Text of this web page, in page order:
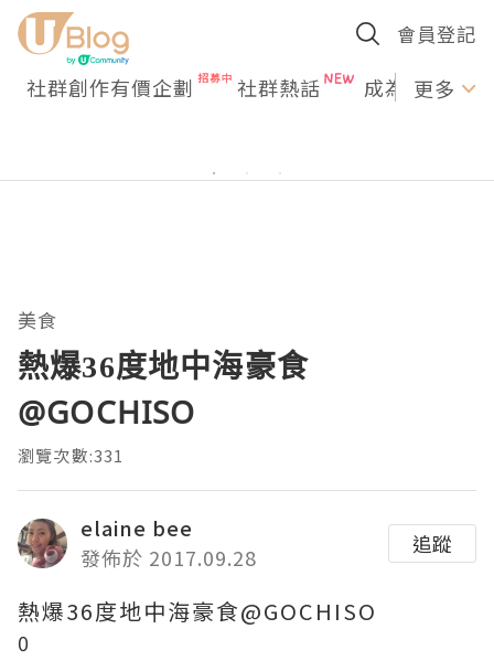
會員登記
社群創作有價企劃 社群熱話 成為U更多
美食
熱爆36度地中海豪食
@GOCHISO
瀏覽次數:331
elaine bee
發佈於 2017.09.28
追蹤
熱爆36度地中海豪食@GOCHISO
0